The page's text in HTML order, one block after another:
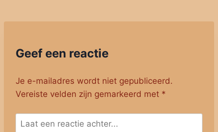
Geef een reactie
Je e-mailadres wordt niet gepubliceerd.
Vereiste velden zijn gemarkeerd met *